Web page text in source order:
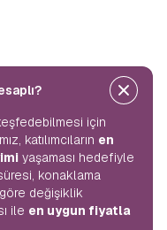
için
katılımcıların en
yaşaması hedefiyle
konaklama
değişiklik
ile en uygun fiyatla